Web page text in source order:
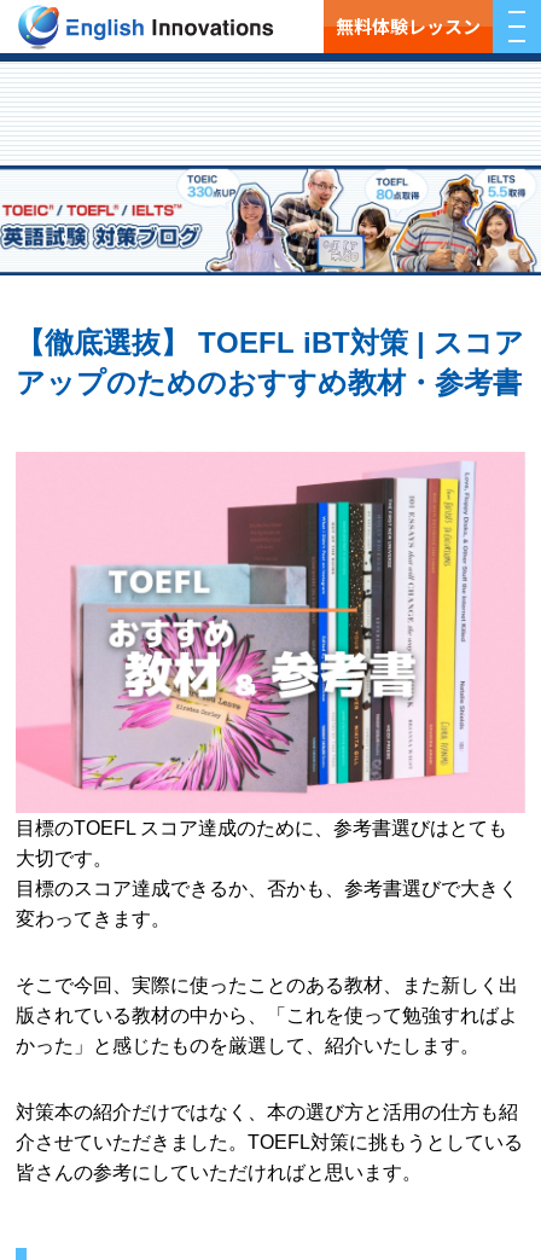
無料体験レッスン
【徹底選抜】 TOEFL iBT対策 | スコア
アップのためのおすすめ教材・参考書
目標のTOEFL スコア達成のために、参考書選びはとても
大切です。
目標のスコア達成できるか、否かも、参考書選びで大きく
変わってきます。
そこで今回、実際に使ったことのある教材、また新しく出
版されている教材の中から、「これを使って勉強すればよ
かった」と感じたものを厳選して、紹介いたします。
対策本の紹介だけではなく、本の選び方と活用の仕方も紹
介させていただきました。TOEFL対策に挑もうとしている
皆さんの参考にしていただければと思います。